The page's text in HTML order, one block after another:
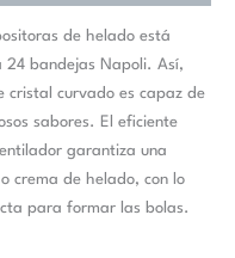
de helado está
24 bandejas Napoli. Así,
cristal curvado es capaz de
sabores. El eficiente
garantiza una
crema de helado, con lo
para formar las bolas.